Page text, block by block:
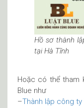
Hồ sơ thành
tại Hà Tĩnh
Hoặc có thể tham
Blue như
–Thành lập công ty